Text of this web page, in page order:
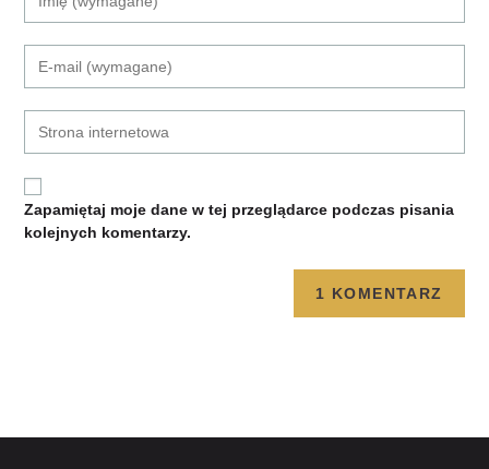
Zapamiętaj moje dane w tej przeglądarce podczas pisania
kolejnych komentarzy.